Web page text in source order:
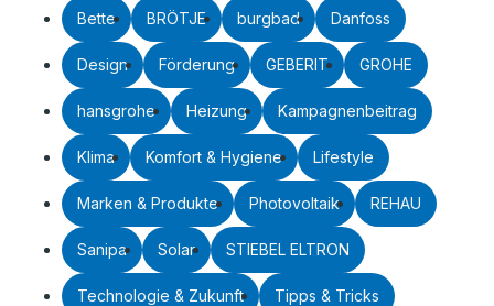
Bette BRÖTJE burgbad Danfoss
Design Förderung GEBERIT GROHE
hansgrohe Heizung Kampagnenbeitrag
Klima Komfort & Hygiene Lifestyle
Marken & Produkte Photovoltaik REHAU
Sanipa Solar STIEBEL ELTRON
Technologie & Zukunft Tipps & Tricks